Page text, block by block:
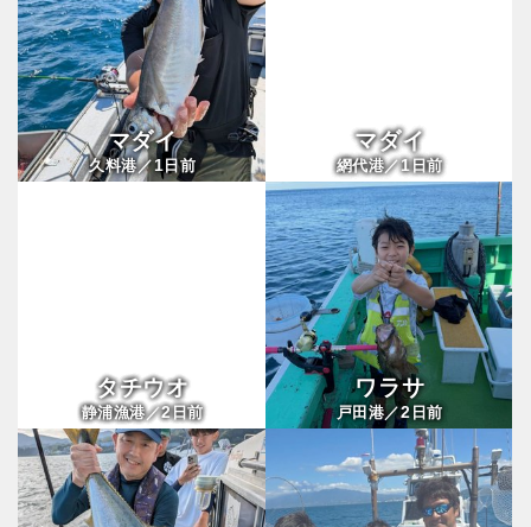
マダイ
久料港／1日前
マダイ
網代港／1日前
タチウオ
静浦漁港／2日前
ワラサ
戸田港／2 日前